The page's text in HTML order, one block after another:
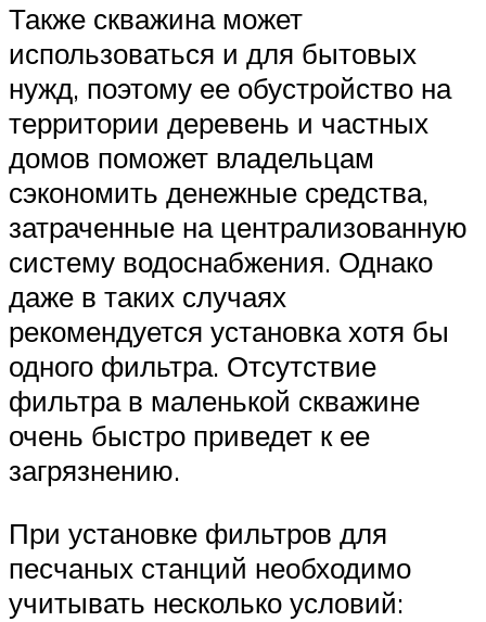
Также скважина может
использоваться и для бытовых
нужд, поэтому ее обустройство на
территории деревень и частных
домов поможет владельцам
сэкономить денежные средства,
затраченные на централизованную
систему водоснабжения. Однако
даже в таких случаях
рекомендуется установка хотя бы
одного фильтра. Отсутствие
фильтра в маленькой скважине
очень быстро приведет к ее
загрязнению.
При установке фильтров для
песчаных станций необходимо
учитывать несколько условий: